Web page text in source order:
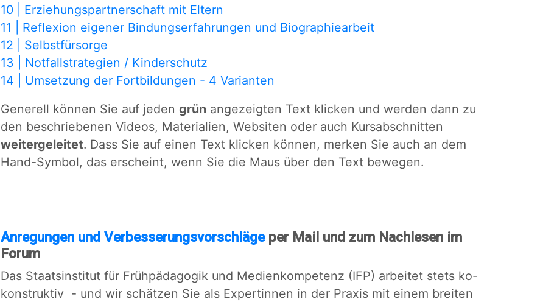
10 | Erziehungspartnerschaft mit Eltern
11 | Reflexion eigener Bindungserfahrungen und Biographiearbeit
12 | Selbstfürsorge
13 | Notfallstrategien / Kinderschutz
14 | Umsetzung der Fortbildungen - 4 Varianten
Generell können Sie auf jedengrün angezeigten Text klicken und werden dann zu
den beschriebenen Videos, Materialien, Websiten oder auch Kursabschnitten
weitergeleitet. Dass Sie auf einen Text klicken können, merken Sie auch an dem
Hand-Symbol, das erscheint, wenn Sie die Maus über den Text bewegen.
Anregungen und Verbesserungsvorschlägeper Mail und zum Nachlesen im
Forum
Das Staatsinstitut für Frühpädagogik und Medienkompetenz (IFP) arbeitet stets ko-
konstruktiv - und wir schätzen Sie als Expertinnen in der Praxis mit einem breiten